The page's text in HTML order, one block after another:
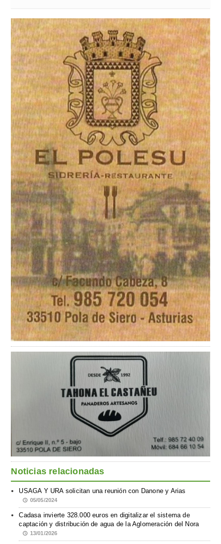
Noticias relacionadas
USAGA Y URA solicitan una reunión con Danone y Arias
05/05/2024
Cadasa invierte 328.000 euros en digitalizar el sistema de
captación y distribución de agua de la Aglomeración del Nora
13/01/2026